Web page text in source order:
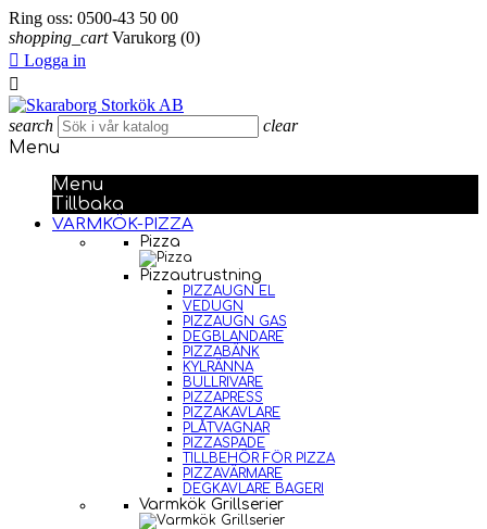
Ring oss: 0500-43 50 00
shopping_cart Varukorg (0)
 Logga in

search clear
Menu
Menu
Tillbaka
VARMKÖK-PIZZA
Pizza
Pizzautrustning
PIZZAUGN EL
VEDUGN
PIZZAUGN GAS
DEGBLANDARE
PIZZABÄNK
KYLRÄNNA
BULLRIVARE
PIZZAPRESS
PIZZAKAVLARE
PLÅTVAGNAR
PIZZASPADE
TILLBEHÖR FÖR PIZZA
PIZZAVÄRMARE
DEGKAVLARE BAGERI
Varmkök Grillserier